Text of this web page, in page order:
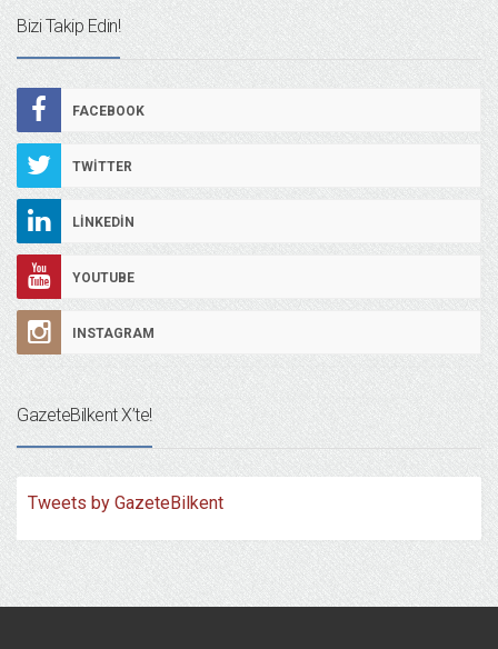
Bizi Takip Edin!
FACEBOOK
TWITTER
LINKEDIN
YOUTUBE
INSTAGRAM
GazeteBilkent X’te!
Tweets by GazeteBilkent